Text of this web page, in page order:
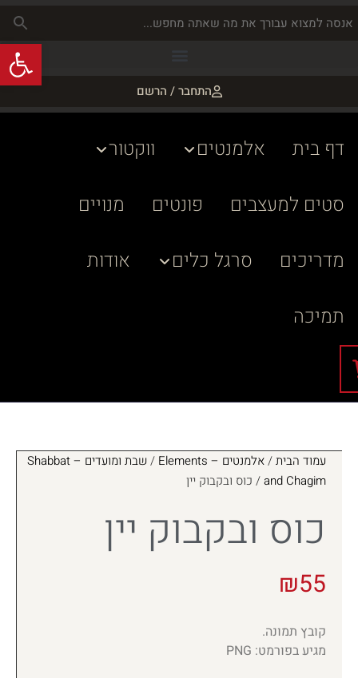
התחבר / הרשם
דף בית אלמנטים
ווקטור
סטים למעצבים
פונטים
מנויים
מדריכים
סרגל כלים
אודות
תמיכה
עמוד הבית/אלמנטים – Elements /
שבת ומועדים – Shabbat
and Chagim/ כוס ובקבוק יין
כוס ובקבוק יין
₪55
קובץ תמונה.
מגיע בפורמט: PNG